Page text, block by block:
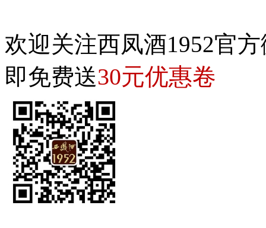
欢迎关注西凤酒1952官
即免费送30元优惠卷